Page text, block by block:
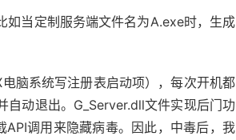
如当定制服务端文件名为A.exe时，生成
脑系统写注册表启动项），每次开机都
自动退出。G_Server.dll文件实现后门功
调用来隐藏病毒。因此，中毒后，我